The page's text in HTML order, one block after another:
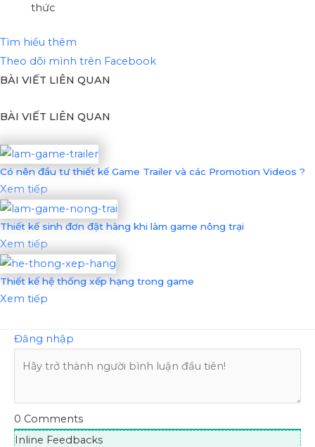
thức
Tìm hiểu thêm
Theo dõi mình trên Facebook
BÀI VIẾT LIÊN QUAN
BÀI VIẾT LIÊN QUAN
Có nên đầu tư thiết kế Game Trailer và các Promotion Videos ?
Xem tiếp
Thiết kế sinh đơn đặt hàng khi làm game nông trại
Xem tiếp
Thiết kế hệ thống xếp hạng trong game
Xem tiếp
Đăng nhập
0 Comments
Inline Feedbacks